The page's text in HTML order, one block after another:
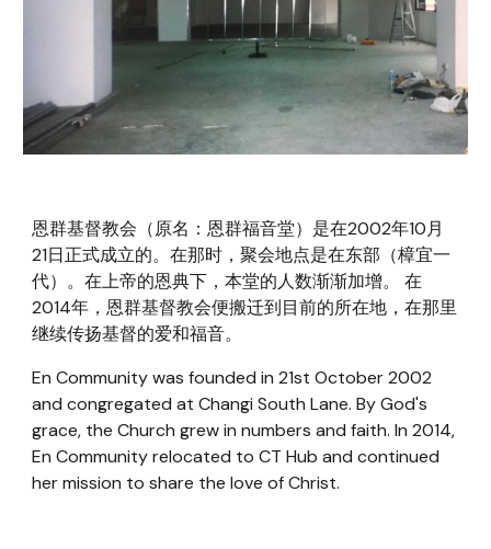
恩群基督教会（原名：恩群福音堂）是在2002年10月
21日正式成立的。在那时，聚会地点是在东部（樟宜一
代）。在上帝的恩典下，本堂的人数渐渐加增。 在
2014年，恩群基督教会便搬迁到目前的所在地，在那里
继续传扬基督的爱和福音。
En Community was founded in 21st October 2002
and congregated at Changi South Lane. By God's
grace, the Church grew in numbers and faith. In 2014,
En Community relocated to CT Hub and continued
her mission to share the love of Christ.